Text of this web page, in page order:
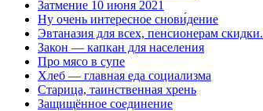
Затмение 10 июня 2021
Ну очень интересное снови́дение
Эвтаназия для всех, пенсионерам скидки.
Закон — капкан для населения
Про мясо в супе
Хлеб — главная еда социализма
Старица, таинственная хрень
Защищённое соединение